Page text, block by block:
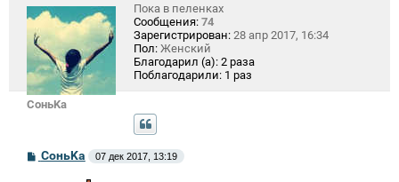
СоньKa
Пока в пеленках
Сообщения: 74
Зарегистрирован: 28 апр 2017, 16:34
Пол: Женский
Благодарил (а): 2 раза
Поблагодарили: 1 раз
ССоньKa 07 дек 2017, 13:19